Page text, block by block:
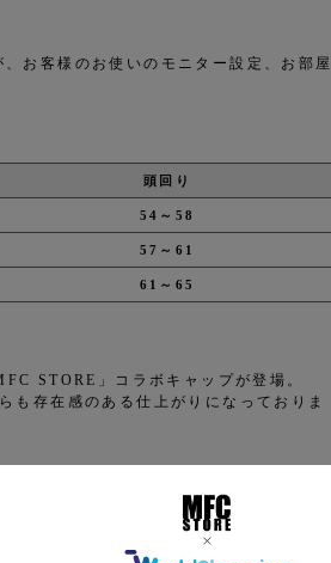
お客様のお使いのモニター設定、お部屋
頭回り
54～58
57～61
61～65
STORE」コラボキャップが登場。
も存在感のある仕上がりになっておりま